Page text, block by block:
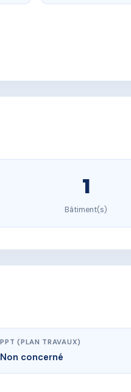
1
Bâtiment(s)
PPT (PLAN TRAVAUX)
Non concerné